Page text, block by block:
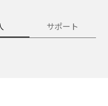
サポート